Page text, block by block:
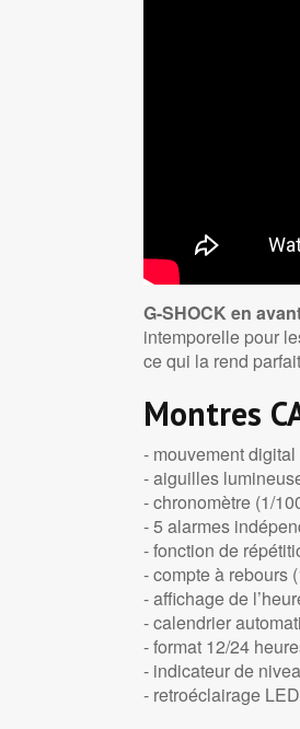
G-SHOCK en
intemporelle pour
ce qui la rend
Montres
- mouvement
- aiguilles
- chronomètre (1/
- 5 alarmes
- fonction de
- compte à rebours
- affichage de
- calendrier
- format 12/24
- indicateur de
- retroéclairage